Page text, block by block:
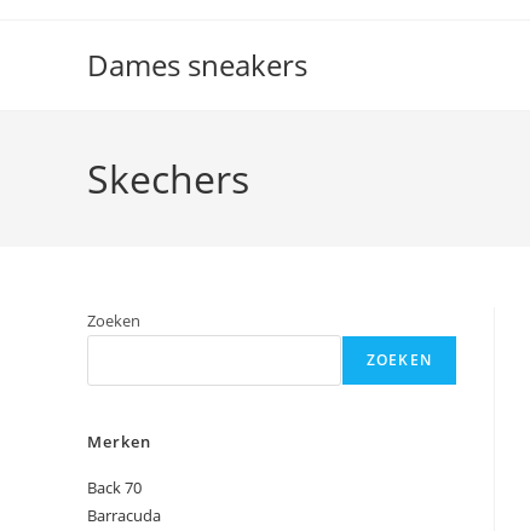
Dames sneakers
Skechers
Zoeken
ZOEKEN
Merken
Back 70
Barracuda